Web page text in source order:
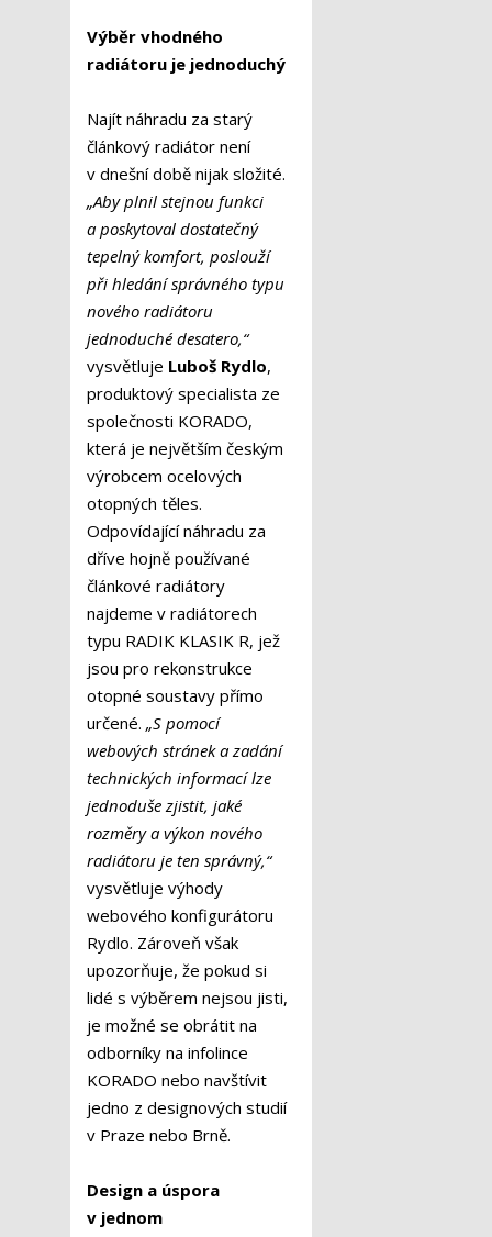
Výběr vhodného
radiátoru je jednoduchý
Najít náhradu za starý
článkový radiátor není
v dnešní době nijak složité.
„Aby plnil stejnou funkci
a poskytoval dostatečný
tepelný komfort, poslouží
při hledání správného typu
nového radiátoru
jednoduché desatero,“
vysvětluje Luboš Rydlo,
produktový specialista ze
společnosti KORADO,
která je největším českým
výrobcem ocelových
otopných těles.
Odpovídající náhradu za
dříve hojně používané
článkové radiátory
najdeme v radiátorech
typu RADIK KLASIK R, jež
jsou pro rekonstrukce
otopné soustavy přímo
určené. „S pomocí
webových stránek a zadání
technických informací lze
jednoduše zjistit, jaké
rozměry a výkon nového
radiátoru je ten správný,“
vysvětluje výhody
webového konfigurátoru
Rydlo. Zároveň však
upozorňuje, že pokud si
lidé s výběrem nejsou jisti,
je možné se obrátit na
odborníky na infolince
KORADO nebo navštívit
jedno z designových studií
v Praze nebo Brně.
Design a úspora
v jednom